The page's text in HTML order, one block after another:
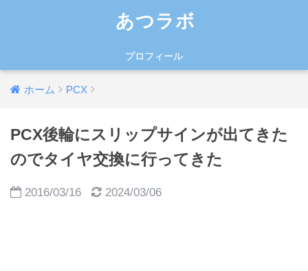
あつラボ
プロフィール
ホーム PCX
PCX後輪にスリップサインが出てきた
のでタイヤ交換に行ってきた
2016/03/16 2024/03/06